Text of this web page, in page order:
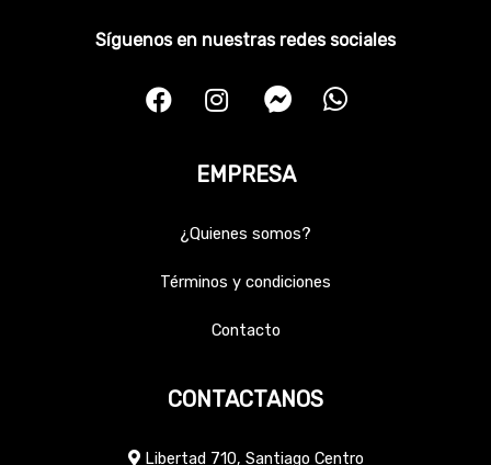
Síguenos en nuestras redes sociales
EMPRESA
¿Quienes somos?
Términos y condiciones
Contacto
CONTACTANOS
Libertad 710, Santiago Centro